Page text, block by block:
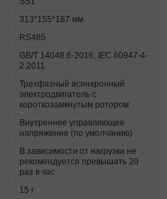
313*155*187 мм
RS485
GB/T 14048.6-2016; IEC 60947-4-
2:2011
Трехфазный асинхронный
электродвигатель с
короткозамкнутым ротором
Внутреннее управляющее
напряжение (по умолчанию)
В зависимости от нагрузки не
рекомендуется превышать 20
раз в час
15 г